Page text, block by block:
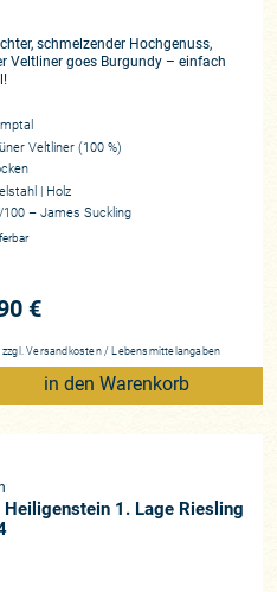
schmelzender Hochgenuss,
Veltliner goes Burgundy – einfach
Veltliner (100 %)
| Holz
100 – James Suckling
€
zzgl.Versandkosten / Lebensmittelangaben
in den Warenkorb
Heiligenstein 1. Lage Riesling